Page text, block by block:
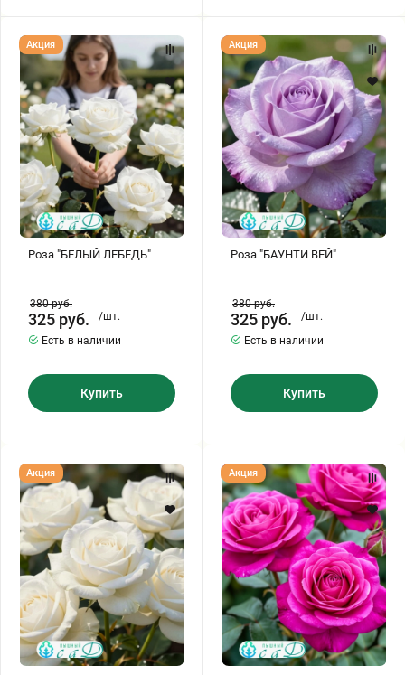
Роза
"БЕЛЫЙ
ЛЕБЕДЬ"
Роза "БЕЛЫЙ ЛЕБЕДЬ"
Акция
380руб.
325 руб.
/шт.
Есть в наличии
Купить
Роза
"БАУНТИ
ВЕЙ"
Роза "БАУНТИ ВЕЙ"
Акция
380руб.
325 руб.
/шт.
Есть в наличии
Купить
Роза
"БОИНГ"
Акция
Роза
"БИГ
ПЕРПЛ"
Акция